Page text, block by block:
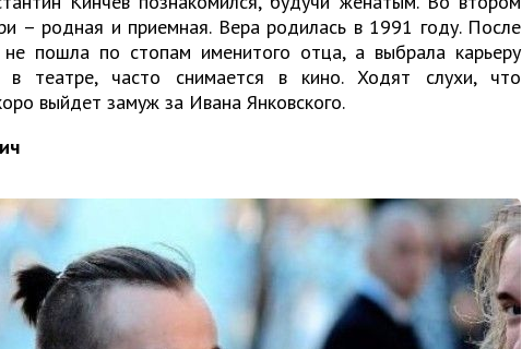
– родная и приемная. Вера родилась в 1991 году. После
пошла по стопам именитого отца, а выбрала карьеру
в театре, часто снимается в кино. Ходят слухи, что
выйдет замуж за Ивана Янковского.